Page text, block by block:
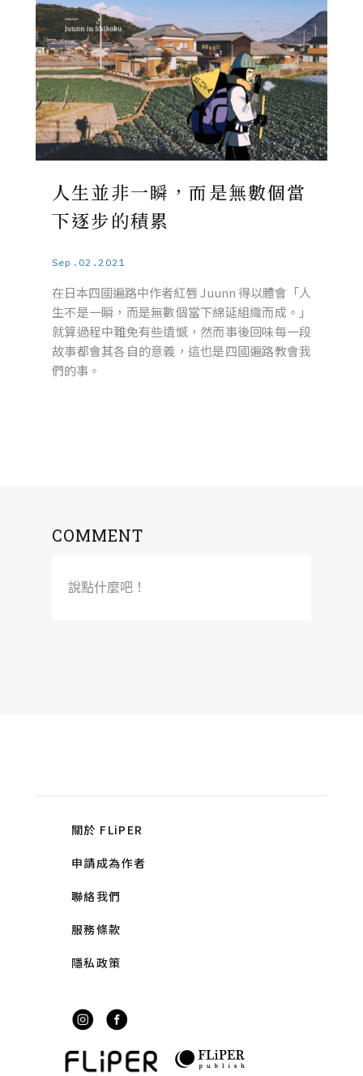
人生並非一瞬，而是無數個當
下逐步的積累
Sep.02.2021
在日本四國遍路中作者紅唇 Juunn 得以體會「人
生不是一瞬，而是無數個當下綿延組織而成。」
就算過程中難免有些遺憾，然而事後回味每一段
故事都會其各自的意義，這也是四國遍路教會我
們的事。
COMMENT
說點什麼吧！
關於 FLiPER
申請成為作者
聯絡我們
服務條款
隱私政策